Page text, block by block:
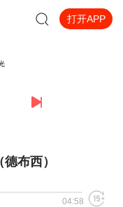
打开APP
布西）
04:58